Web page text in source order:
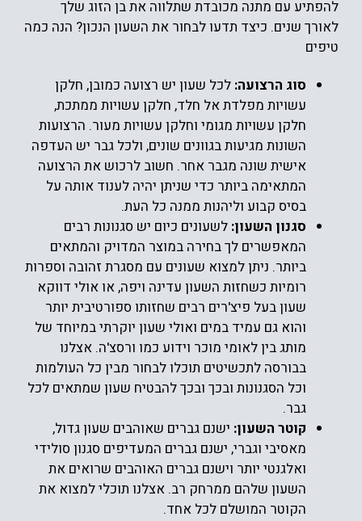
להפתיע עם מתנה מכובדת שתלווה את בן הזוג שלך
לאורך שנים. כיצד תדעו לבחור את השעון הנכון? הנה כמה
טיפים
סוג הרצועה:לכל שעון יש רצועה כמובן, חלקן
עשויות מפלדת אל חלד, חלקן עשויות ממתכת,
חלקן עשויות מגומי וחלקן עשויות מעור. הרצועות
השונות מגיעות בגוונים שונים, ולכל גבר יש העדפה
אישית שונה מגבר אחר. חשוב לרכוש את הרצועה
המתאימה ביותר כדי שניתן יהיה לענוד אותה על
בסיס קבוע וליהנות ממנה כל העת.
סגנון השעון:לשעונים כיום יש סגנונות רבים
המאפשרים לך בחירה במוצר המדויק והמתאים
ביותר. ניתן למצוא שעונים עם מסגרת זהובה וספרות
רומיות כשחזות השעון עדינה ויפה, או אולי דווקא
שעון בעל פיצ'רים רבים שחזותו ספורטיבית יותר
והוא גם עמיד במים ואולי שעון יוקרתי במיוחד של
מותג בין לאומי מוכר וידוע כמו ורסצ'ה. אצלנו
בבורסה לתכשיטים תוכלו לבחור מבין כל העולמות
וכל הסגנונות ובכך ובכך להבטיח שעון שמתאים לכל
גבר.
קוטר השעון: ישנם גברים שאוהבים שעון גדול,
מאסיבי וגברי, ישנם גברים המעדיפים סגנון סולידי
ואלגנטי יותר וישנם גברים האוהבים שרואים את
השעון שלהם ממרחק רב. אצלנו תוכלי למצוא את
הקוטר המושלם לכל אחד.